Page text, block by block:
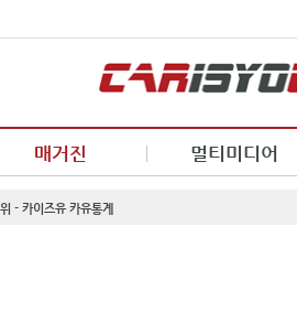
매거진 멀티미디어
- 카이즈유 카유통계